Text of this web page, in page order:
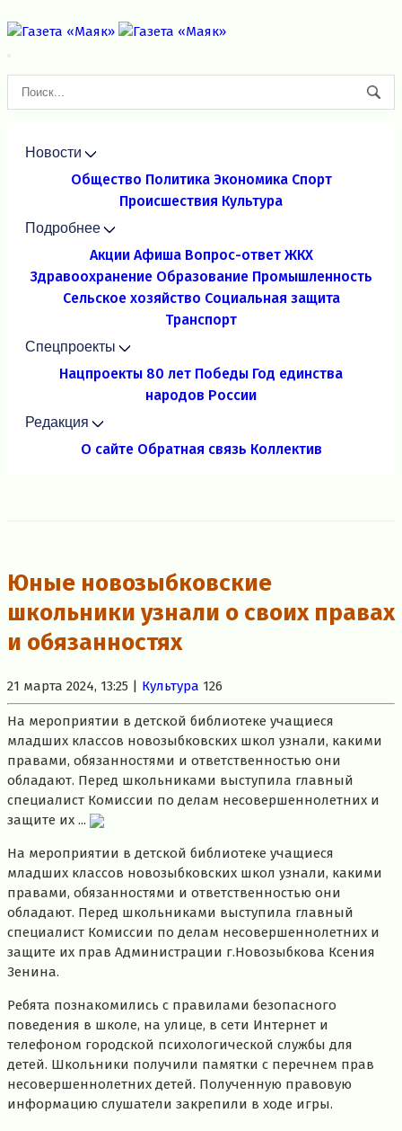
Новости
Общество Политика Экономика Спорт
Происшествия Культура
Подробнее
Акции Афиша Вопрос-ответ ЖКХ
Здравоохранение Образование Промышленность
Сельское хозяйство Социальная защита
Транспорт
Спецпроекты
Нацпроекты 80 лет Победы Год единства
народов России
Редакция
О сайте Обратная связь Коллектив
Юные новозыбковские
школьники узнали о своих правах
и обязанностях
21 марта 2024, 13:25 | Культура 126
На мероприятии в детской библиотеке учащиеся
младших классов новозыбковских школ узнали, какими
правами, обязанностями и ответственностью они
обладают. Перед школьниками выступила главный
специалист Комиссии по делам несовершеннолетних и
защите их ...
На мероприятии в детской библиотеке учащиеся
младших классов новозыбковских школ узнали, какими
правами, обязанностями и ответственностью они
обладают. Перед школьниками выступила главный
специалист Комиссии по делам несовершеннолетних и
защите их прав Администрации г.Новозыбкова Ксения
Зенина.
Ребята познакомились с правилами безопасного
поведения в школе, на улице, в сети Интернет и
телефоном городской психологической службы для
детей. Школьники получили памятки с перечнем прав
несовершеннолетних детей. Полученную правовую
информацию слушатели закрепили в ходе игры.